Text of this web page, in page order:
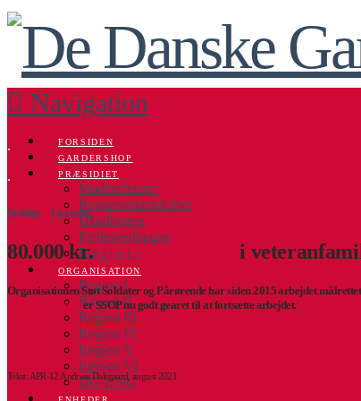
Navigation
FORSIDEN
GARDERSHOP
PRÆSIDIET
Mødereferater
Repræsentantskabet
Håndbogen
Fællesvedtægter
Ringetoner
ORGANISATION
Region I
Region II
Region III
Region IV
Region V
Region VI
DG-UNG
.
.
NyhederΙLivgarden
80.000 kr.til børn & unge i
Organisationen Støt Soldater og Pårørende har siden 2015 arbejdet
Livgardes Fonder SSOP nu godt gearet til at fortsætte arbejdet.
Tekst: APR-12 Andreas Dalsgaard, august 2021